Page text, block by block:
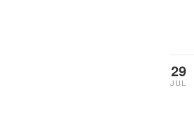
29
JUL